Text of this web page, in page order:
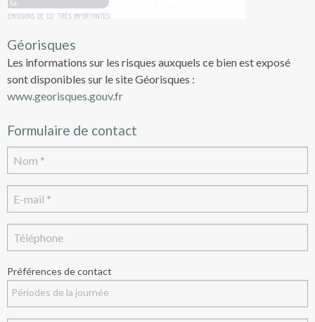
Géorisques
Les informations sur les risques auxquels ce bien est exposé
sont disponibles sur le site Géorisques :
www.georisques.gouv.fr
Formulaire de contact
Préférences de contact